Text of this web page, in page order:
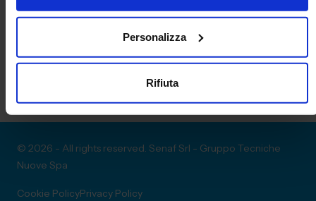
Personalizza
Rifiuta
© 2026 - All rights reserved. Senaf Srl - Gruppo Tecniche
Nuove Spa
Cookie PolicyPrivacy Policy